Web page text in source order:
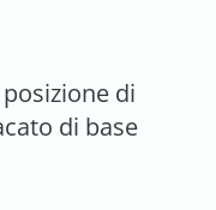
di
di base